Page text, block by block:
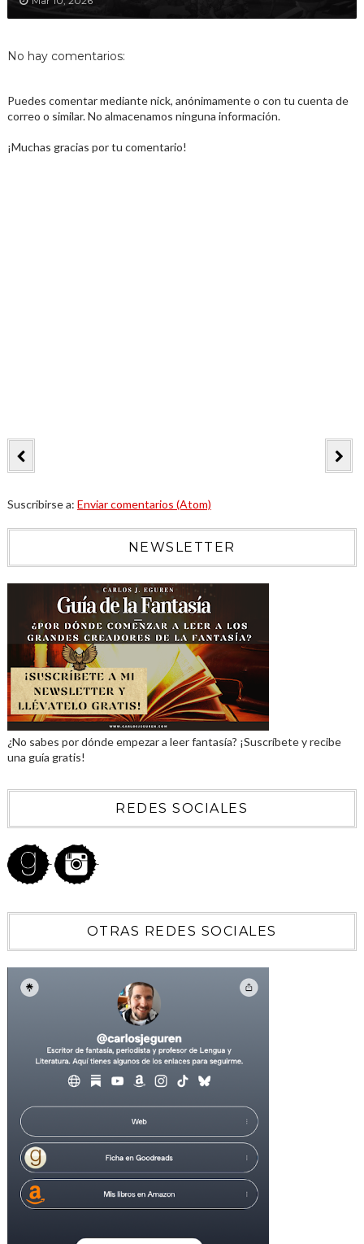
No hay comentarios:
Puedes comentar mediante nick, anónimamente o con tu cuenta de
correo o similar. No almacenamos ninguna información.
¡Muchas gracias por tu comentario!
Suscribirse a: Enviar comentarios (Atom)
NEWSLETTER
¿No sabes por dónde empezar a leer fantasía? ¡Suscríbete y recibe
una guía gratis!
REDES SOCIALES
OTRAS REDES SOCIALES